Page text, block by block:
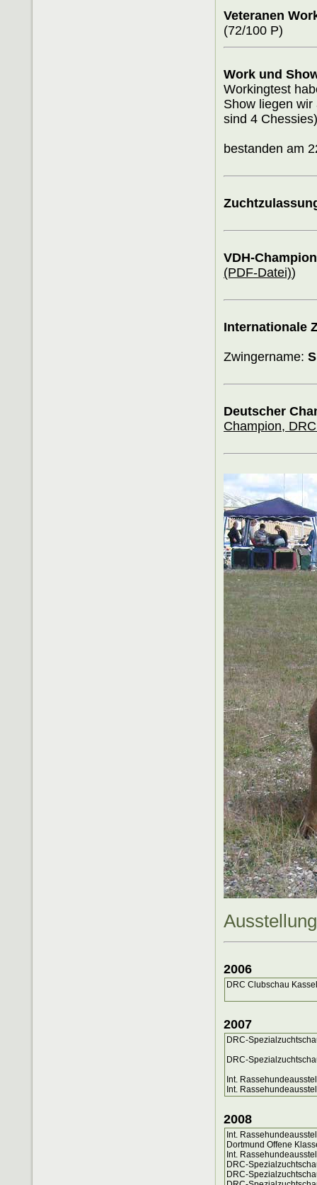
Veteranen
(72/100 P)
Work und
Workingtest
Show liegen
sind 4 Chessies)
bestanden am
VDH-Champion
(PDF-Datei))
Internationale
Zwingername:
Deutscher
Champion,
2006
DRC Clubschau
2007
DRC-
DRC-
Int.
Int.
2008
Int.
Dortmund Offene
Int.
DRC-
DRC-